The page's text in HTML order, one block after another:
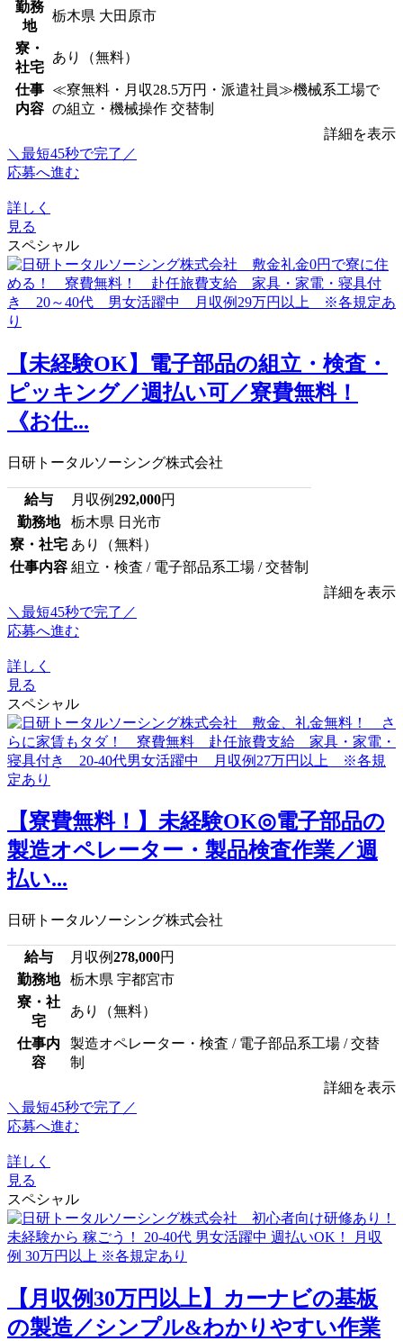
勤務
地
栃木県 大田原市
寮・
社宅
あり（無料）
仕事
内容
≪寮無料・月収28.5万円・派遣社員≫機械系工場で
の組立・機械操作 交替制
詳細を表示
＼最短45秒で完了／
応募へ進む
詳しく
見る
スペシャル
【未経験OK】電子部品の組立・検査・
ピッキング／週払い可／寮費無料！
《お仕...
日研トータルソーシング株式会社
給与 月収例292,000円
勤務地
栃木県 日光市
寮・社宅 あり（無料）
仕事内容 組立・検査 / 電子部品系工場 / 交替制
詳細を表示
＼最短45秒で完了／
応募へ進む
詳しく
見る
スペシャル
【寮費無料！】未経験OK◎電子部品の
製造オペレーター・製品検査作業／週
払い...
日研トータルソーシング株式会社
給与 月収例278,000円
勤務地
栃木県 宇都宮市
寮・社
宅
あり（無料）
仕事内
容
製造オペレーター・検査 / 電子部品系工場 / 交替
制
詳細を表示
＼最短45秒で完了／
応募へ進む
詳しく
見る
スペシャル
【月収例30万円以上】カーナビの基板
の製造／シンプル&わかりやすい作業